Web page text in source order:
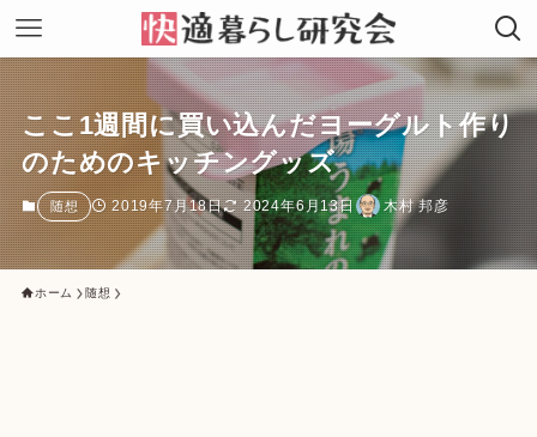
ここ1週間に買い込んだヨーグルト作り
のためのキッチングッズ
随想 2019年7月18日 2024年6月13日 木村 邦彦
ホーム 随想